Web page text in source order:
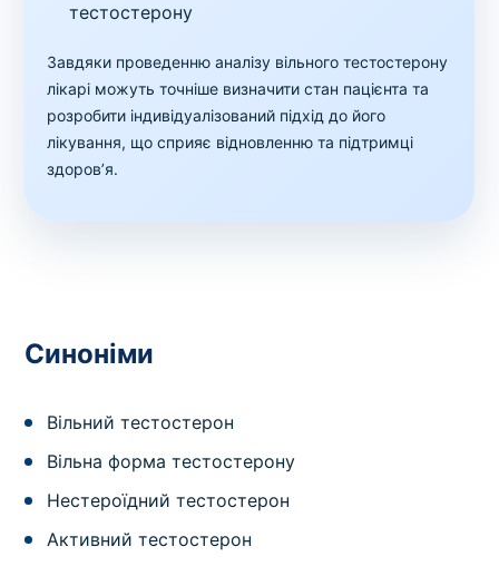
тестостерону
Завдяки проведенню аналізу вільного тестостерону
лікарі можуть точніше визначити стан пацієнта та
розробити індивідуалізований підхід до його
лікування, що сприяє відновленню та підтримці
здоров’я.
Синоніми
Вільний тестостерон
Вільна форма тестостерону
Нестероїдний тестостерон
Активний тестостерон